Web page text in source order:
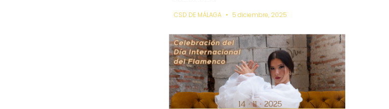
CSD DE MÁLAGA 5 diciembre, 2025